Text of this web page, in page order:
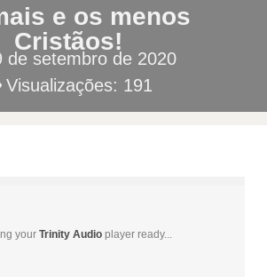
e os menos
Cristãos!
de setembro de 2020
Visualizações: 191
your Trinity Audio player ready...